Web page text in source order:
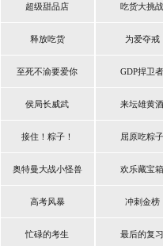
超级甜品店 吃货大挑战
释放吃货 为爱夺戒
至死不渝要爱你 GDP捍卫者
侯局长威武 来坛雄黄酒
接住！粽子！ 屈原吃粽子
奥特曼大战小怪兽 欢乐藏宝箱
高考风暴 冲刺金榜
忙碌的考生 最后的复习